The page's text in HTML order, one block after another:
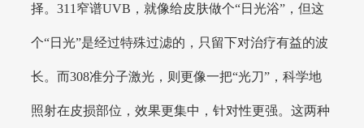
择。311窄谱UVB，就像给皮肤做个“日光浴”，但这
个“日光”是经过特殊过滤的，只留下对治疗有益的波
长。而308准分子激光，则更像一把“光刀”，科学地
照射在皮损部位，效果更集中，针对性更强。这两种